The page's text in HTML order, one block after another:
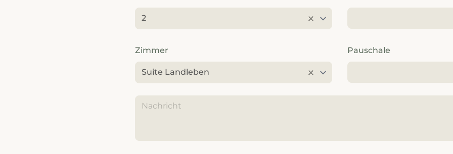
----
2
Zimmer
Suite Landleben
Pauschale